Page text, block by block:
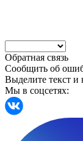
Обратная связь
Сообщить об
Выделите текст
Мы в соцсетях: